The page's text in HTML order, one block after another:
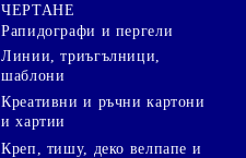
ЧЕРТАНЕ
Рапидографи и пергели
Линии, триъгълници,
шаблони
Креативни и ръчни картони
и хартии
Креп, тишу, деко велпапе и